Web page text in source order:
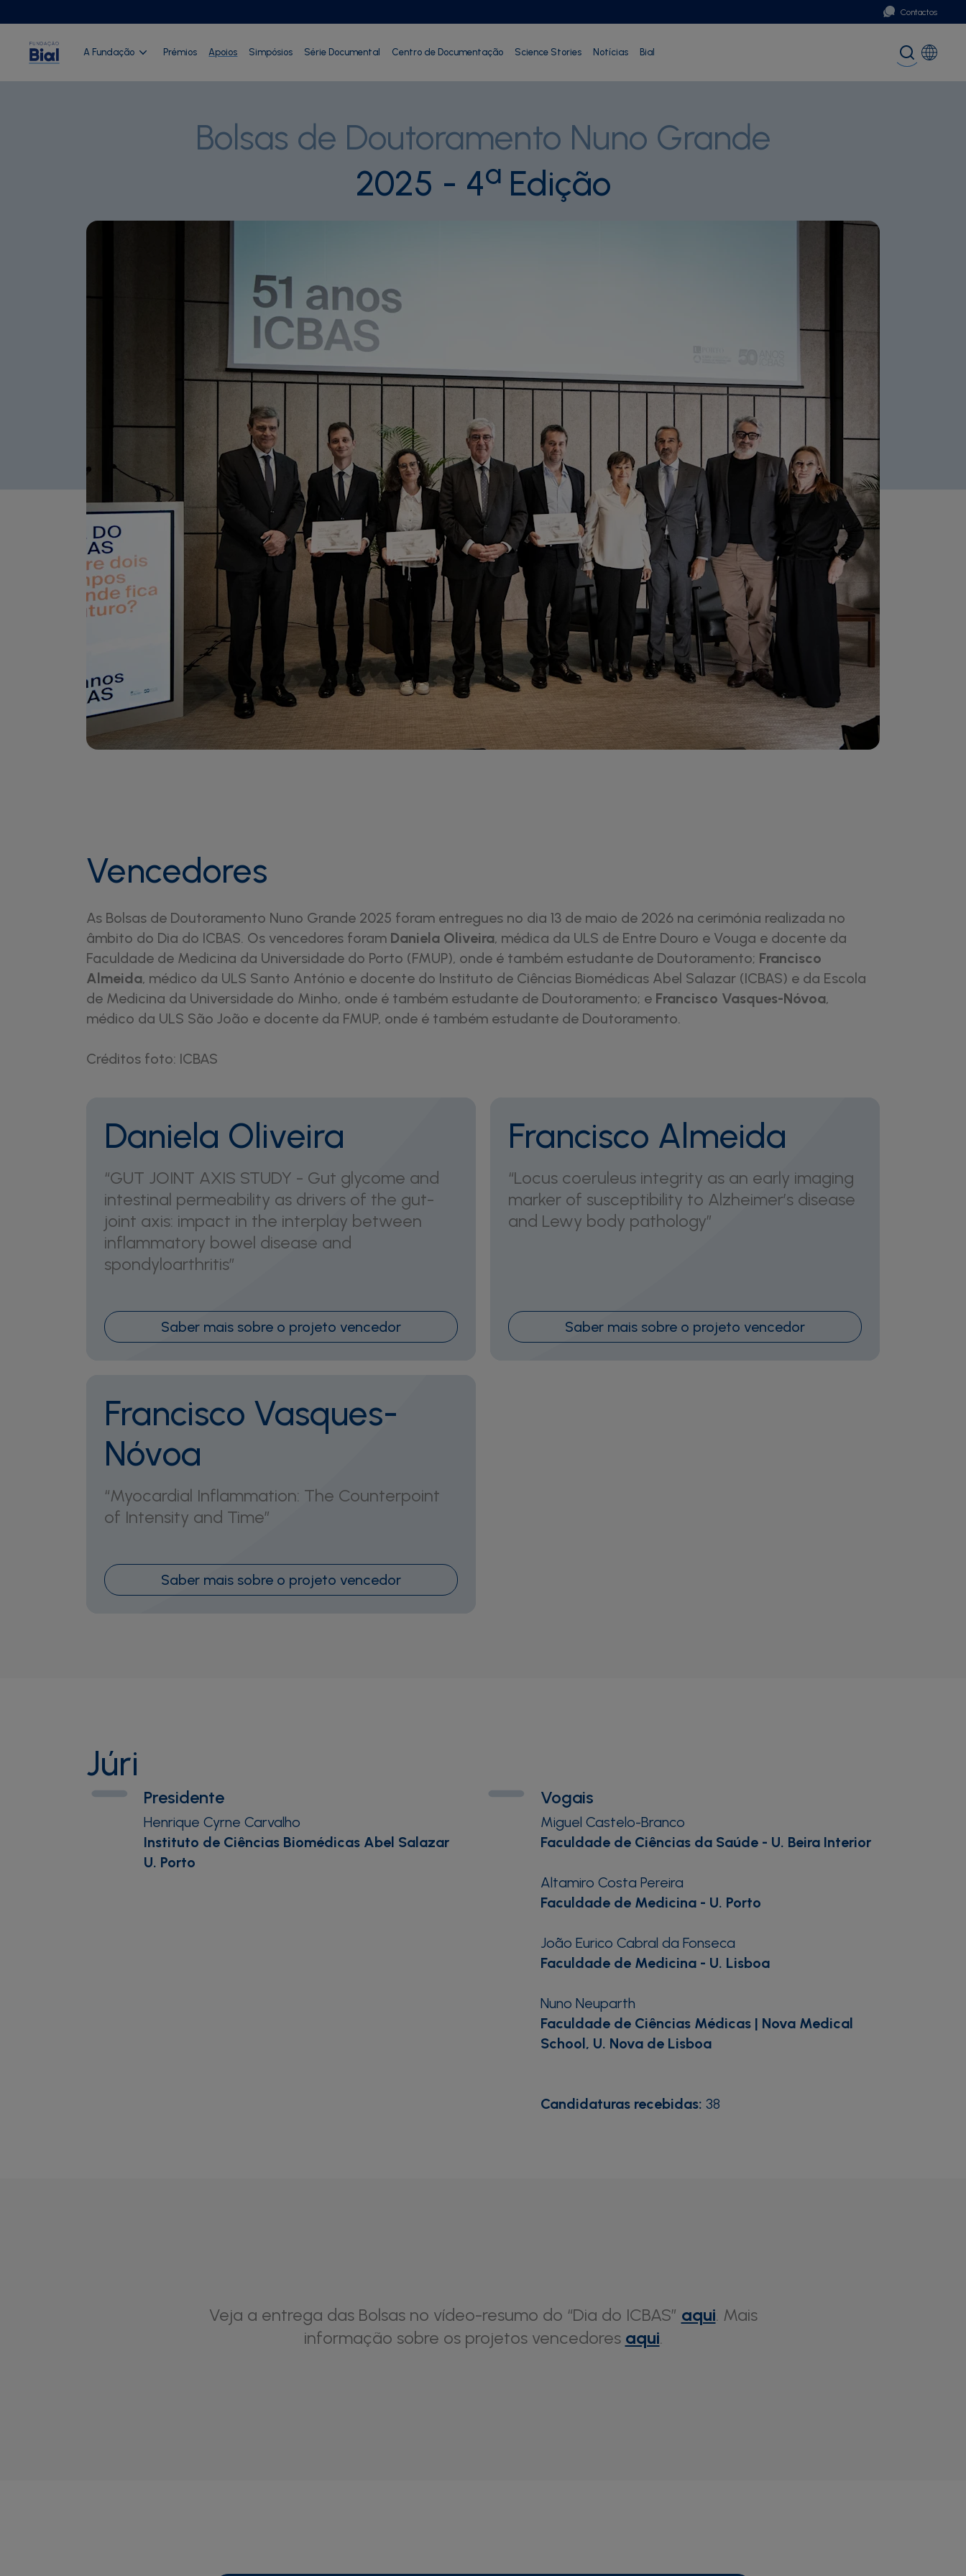
Contactos
A Fundação Prémios Apoios Simpósios Série Documental Centro de Documentação Science Stories Notícias Bial
Portugal
Bolsas de Doutoramento Nuno Grande
2025 - 4ª Edição
Vencedores
As Bolsas de Doutoramento Nuno Grande 2025 foram entregues no dia 13 de maio de 2026 na cerimónia realizada no
âmbito do Dia do ICBAS. Os vencedores foram Daniela Oliveira, médica da ULS de Entre Douro e Vouga e docente da
Faculdade de Medicina da Universidade do Porto (FMUP), onde é também estudante de Doutoramento; Francisco
Almeida, médico da ULS Santo António e docente do Instituto de Ciências Biomédicas Abel Salazar (ICBAS) e da Escola
de Medicina da Universidade do Minho, onde é também estudante de Doutoramento; e Francisco Vasques-Nóvoa,
médico da ULS São João e docente da FMUP, onde é também estudante de Doutoramento.
Créditos foto: ICBAS
Daniela Oliveira
“GUT JOINT AXIS STUDY - Gut glycome and
intestinal permeability as drivers of the gut-
joint axis: impact in the interplay between
inflammatory bowel disease and
spondyloarthritis”
Saber mais sobre o projeto vencedor
Francisco Almeida
“Locus coeruleus integrity as an early imaging
marker of susceptibility to Alzheimer’s disease
and Lewy body pathology”
Saber mais sobre o projeto vencedor
Francisco Vasques-
Nóvoa
“Myocardial Inflammation: The Counterpoint
of Intensity and Time”
Saber mais sobre o projeto vencedor
Júri
Presidente
Henrique Cyrne Carvalho
Instituto de Ciências Biomédicas Abel Salazar
U. Porto
Vogais
Miguel Castelo-Branco
Faculdade de Ciências da Saúde - U. Beira Interior
Altamiro Costa Pereira
Faculdade de Medicina - U. Porto
João Eurico Cabral da Fonseca
Faculdade de Medicina - U. Lisboa
Nuno Neuparth
Faculdade de Ciências Médicas | Nova Medical
School, U. Nova de Lisboa
Candidaturas recebidas: 38
Veja a entrega das Bolsas no vídeo-resumo do “Dia do ICBAS” aqui. Mais
informação sobre os projetos vencedores aqui.